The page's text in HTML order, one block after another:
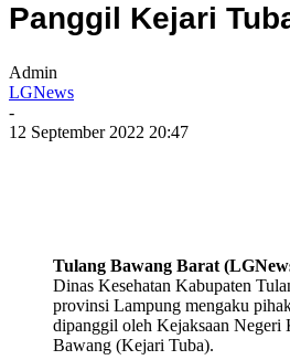
Panggil Kejari
Admin
LGNews
-
12 September 2022 20:47
Tulang Bawang Barat
Dinas Kesehatan Kabupaten
provinsi Lampung mengaku
dipanggil oleh Kejaksaan Negeri
Bawang (Kejari Tuba).